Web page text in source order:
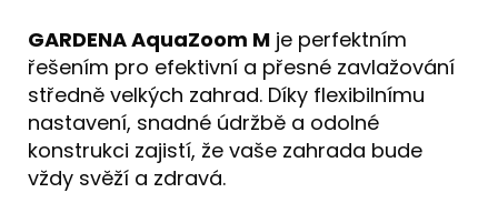
GARDENA AquaZoom M je perfektním
řešením pro efektivní a přesné zavlažování
středně velkých zahrad. Díky flexibilnímu
nastavení, snadné údržbě a odolné
konstrukci zajistí, že vaše zahrada bude
vždy svěží a zdravá.